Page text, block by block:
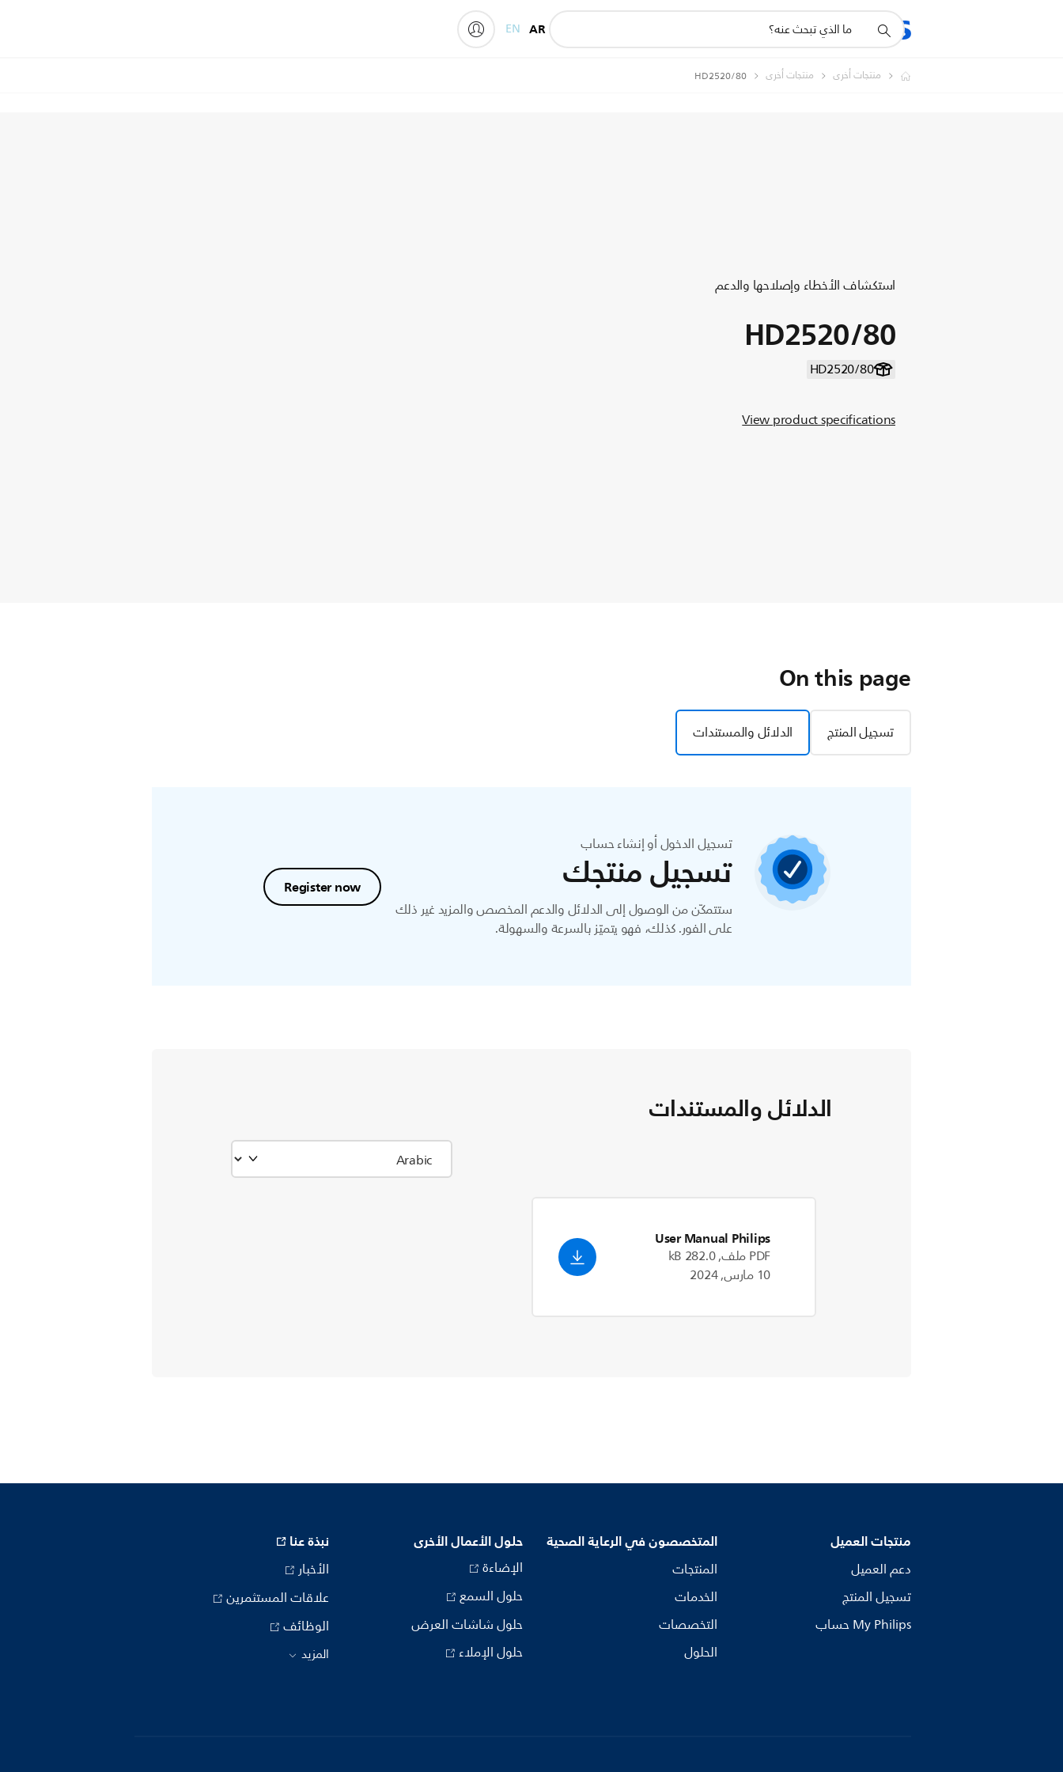
المنتجات
أيقونة
دعم
AR
EN
منتجات أخرى منتجات أخرى HD2520/80
استكشاف الأخطاء وإصلاحها والدعم
HD2520/80
HD2520/80
View product specifications
On this page
تسجيل المنتج الدلائل والمستندات
تسجيل الدخول أو إنشاء حساب
تسجيل منتجك
ستتمكّن من الوصول إلى الدلائل والدعم المخصص والمزيد غير ذلك
على الفور. كذلك، فهو يتميّز بالسرعة والسهولة.
Register now
الدلائل والمستندات
User Manual Philips
PDF ملف, 282.0 kB
10 مارس, 2024
منتجات العميل
دعم العميل
تسجيل المنتج
My Philips حساب
المتخصصون في الرعاية الصحية
المنتجات
الخدمات
التخصصات
الحلول
حلول الأعمال الأخرى
الإضاءة
حلول السمع
حلول شاشات العرض
حلول الإملاء
نبذة عنا
الأخبار
علاقات المستثمرين
الوظائف
المزيد